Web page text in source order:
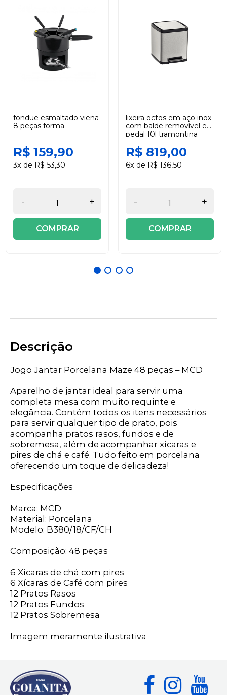
fondue esmaltado viena
8 peças forma
R$ 159,90
3x de R$ 53,30
- +
COMPRAR
lixeira octos em aço inox
com balde removível e
pedal 10l tramontina
R$ 819,00
6x de R$ 136,50
- +
COMPRAR
Descrição
Jogo Jantar Porcelana Maze 48 peças – MCD
Aparelho de jantar ideal para servir uma
completa mesa com muito requinte e
elegância. Contém todos os itens necessários
para servir qualquer tipo de prato, pois
acompanha pratos rasos, fundos e de
sobremesa, além de acompanhar xícaras e
pires de chá e café. Tudo feito em porcelana
oferecendo um toque de delicadeza!
Especificações
Marca: MCD
Material: Porcelana
Modelo: B380/18/CF/CH
Composição: 48 peças
6 Xícaras de chá com pires
6 Xícaras de Café com pires
12 Pratos Rasos
12 Pratos Fundos
12 Pratos Sobremesa
Imagem meramente ilustrativa